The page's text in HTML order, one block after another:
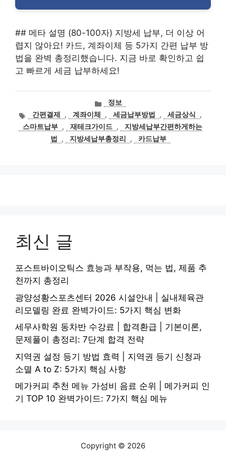
## 메타 설명 (80-100자) 지방세 납부, 더 이상 어
렵지 않아요! 카드, 계좌이체 등 5가지 간편 납부 방
법을 완벽 총정리했습니다. 지금 바로 확인하고 쉽
고 빠르게 세금 납부하세요!
카
고
리
정보
태
그
간편결제 , 계좌이체 , 세금납부방법 , 세금상식
,
스마트납부 , 재테크가이드 ,
지방세납부간편하게하는
법
, 지방세납부총정리 , 카드납부
최신 글
포스트바이오틱스 효능과 부작용, 먹는 법, 제품 추
천까지 총정리
광양성황스포츠센터 2026 시설안내 | 실내체육관
리모델링 완료 완벽가이드: 5가지 핵심 변화
세무사학원 동차반 수강료 | 합격환급 | 기본이론,
문제풀이 총정리: 7단계 합격 전략
지역권 설정 등기 방법 효력 | 지역권 등기 신청과
소멸 A to Z: 5가지 핵심 사항
메가커피 추천 메뉴 가성비 음료 순위 | 메가커피 인
기 TOP 10 완벽가이드: 7가지 핵심 메뉴
Copyright © 2026